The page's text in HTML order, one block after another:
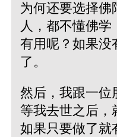
为何还要选择佛
人，都不懂佛
有用呢？如果没
了。
然后，我跟一位
等我去世之后，
如果只要做了就